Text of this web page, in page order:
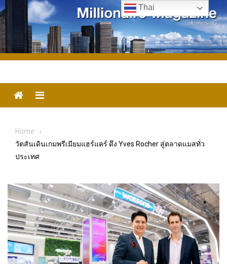
Skip
to
content
Menu
Home
วัตสันเดินเกมพรีเมียมแฮร์แคร์ ดึง Yves Rocher สู่ตลาดแมสทั่ว
ประเทศ
Thai